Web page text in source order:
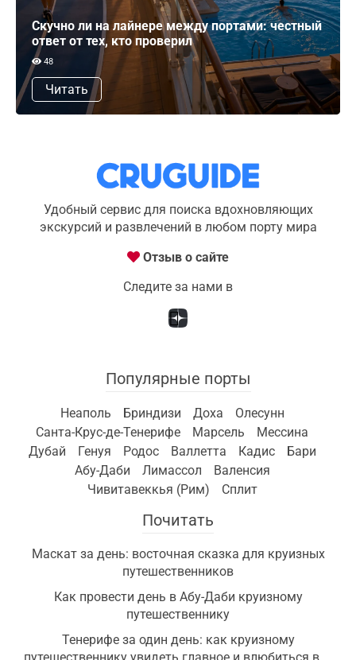
Скучно ли на лайнере между портами: честный
ответ от тех, кто проверил
48
Читать
Удобный сервис для поиска вдохновляющих
экскурсий и развлечений в любом порту мира
Отзыв о сайте
Следите за нами в
Популярные порты
Неаполь Бриндизи Доха
Олесунн
Санта-Крус-де-Тенерифе
Марсель
Мессина
Дубай
Генуя Родос Валлетта Кадис
Бари
Абу-Даби
Лимассол
Валенсия
Чивитавеккья (Рим)
Сплит
Почитать
Маскат за день: восточная сказка для круизных
путешественников
Как провести день в Абу-Даби круизному
путешественнику
Тенерифе за один день: как круизному